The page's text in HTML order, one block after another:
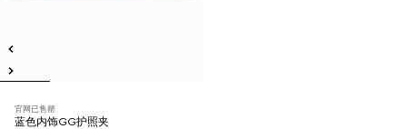
官网已售罄
蓝色内饰GG护照夹